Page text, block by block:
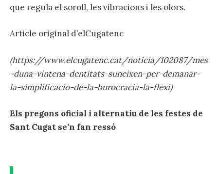
que regula el soroll, les vibracions i les olors.
Article original d’elCugatenc
(https://www.elcugatenc.cat/noticia/102087/mes
-duna-vintena-dentitats-suneixen-per-demanar-
la-simplificacio-de-la-burocracia-la-flexi)
Els pregons oficial i alternatiu de les festes de
Sant Cugat se’n fan ressó